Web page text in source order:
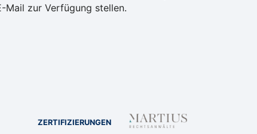
Mail zur Verfügung stellen.
ZERTIFIZIERUNGEN MARTIUS